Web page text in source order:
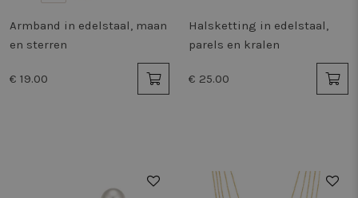
Armband in edelstaal, maan
en sterren
€ 19.00
Halsketting in edelstaal,
parels en kralen
€ 25.00